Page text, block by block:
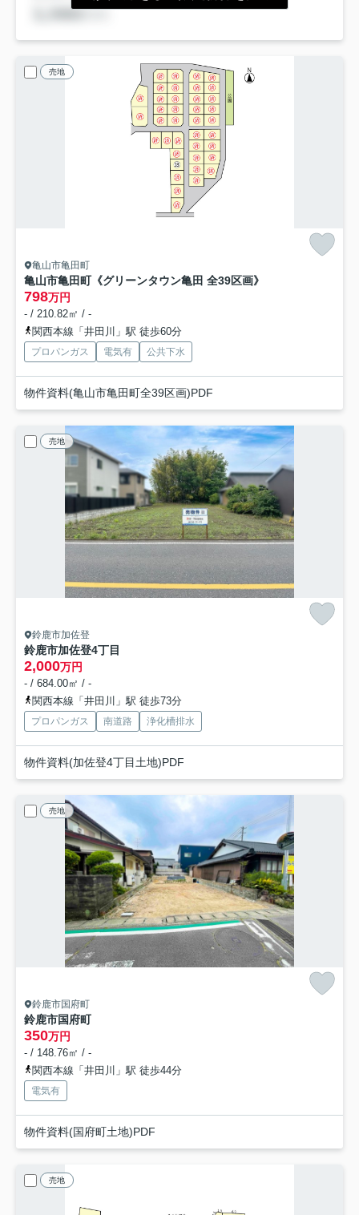
売地
亀山市亀田町
亀山市亀田町《グリーンタウン亀田 全39区画》
798万円
- / 210.82㎡ / -
関西本線「井田川」駅 徒歩60分
プロパンガス 電気有 公共下水
物件資料(亀山市亀田町全39区画)PDF
売地
鈴鹿市加佐登
鈴鹿市加佐登4丁目
2,000万円
- / 684.00㎡ / -
関西本線「井田川」駅 徒歩73分
プロパンガス 南道路 浄化槽排水
物件資料(加佐登4丁目土地)PDF
売地
鈴鹿市国府町
鈴鹿市国府町
350万円
- / 148.76㎡ / -
関西本線「井田川」駅 徒歩44分
電気有
物件資料(国府町土地)PDF
売地